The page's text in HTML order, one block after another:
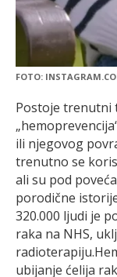
FOTO:
Postoje trenutni
ili njegovog
trenutno se
ali su pod
porodične
320.000 ljudi je
raka na NHS,
ubijanje ćelija